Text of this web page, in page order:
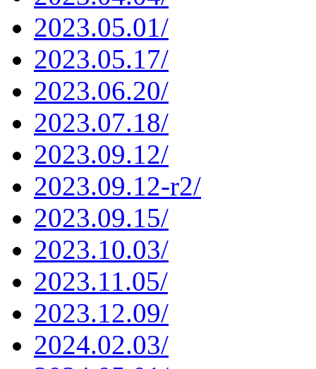
2023.05.01/
2023.05.17/
2023.06.20/
2023.07.18/
2023.09.12/
2023.09.12-r2/
2023.09.15/
2023.10.03/
2023.11.05/
2023.12.09/
2024.02.03/